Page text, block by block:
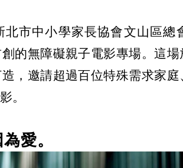
北市中小學家長協會文山區總
的無障礙親子電影專場。這
，邀請超過百位特殊需求家庭
。
愛。